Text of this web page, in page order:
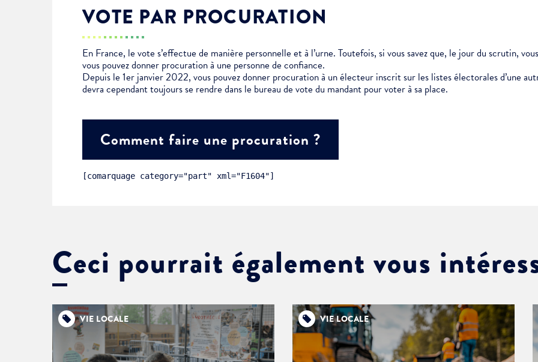
VOTE PAR PROCURATION
En France, le vote s’effectue de manière personnelle et à l’urne. Toutefois, si vous savez que, le jour du scrutin,
vous pouvez donner procuration à une personne de confiance.
Depuis le 1er janvier 2022, vous pouvez donner procuration à un électeur inscrit sur les listes électorales d’une
devra cependant toujours se rendre dans le bureau de vote du mandant pour voter à sa place.
Comment faire une procuration ?
[comarquage category="part" xml="F1604"]
Ceci pourrait également vous
VIE LOCALE VIE LOCALE
Alertes Mail
Newsletter Culture
Newsletter Sport et Vie associative